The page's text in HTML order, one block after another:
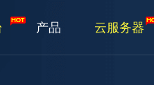
产品 云服务器